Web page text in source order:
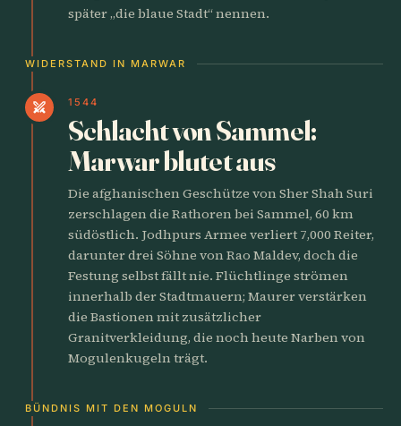
später „die blaue Stadt“ nennen.
WIDERSTAND IN MARWAR
swords 1544
Schlacht von Sammel:
Marwar blutet aus
Die afghanischen Geschütze von Sher Shah Suri
zerschlagen die Rathoren bei Sammel, 60 km
südöstlich. Jodhpurs Armee verliert 7,000 Reiter,
darunter drei Söhne von Rao Maldev, doch die
Festung selbst fällt nie. Flüchtlinge strömen
innerhalb der Stadtmauern; Maurer verstärken
die Bastionen mit zusätzlicher
Granitverkleidung, die noch heute Narben von
Mogulenkugeln trägt.
BÜNDNIS MIT DEN MOGULN